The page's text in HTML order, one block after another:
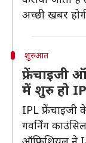
अच्छी खबर
शुरुआत
फ्रेंचाइजी
में शुरु हो
IPL फ्रेंचाइजी
गवर्निंग